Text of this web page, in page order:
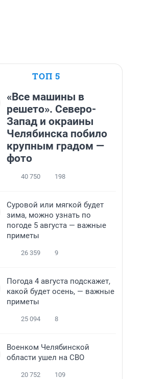
ТОП 5
«Все машины в
решето». Северо-
Запад и окраины
Челябинска побило
крупным градом —
фото
40 750 198
Суровой или мягкой будет
зима, можно узнать по
погоде 5 августа — важные
приметы
26 359 9
Погода 4 августа подскажет,
какой будет осень, — важные
приметы
25 094 8
Военком Челябинской
области ушел на СВО
20 752 109